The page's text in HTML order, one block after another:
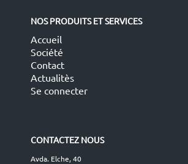
NOS PRODUITS ET SERVICES
Accueil
Société
Contact
Actualitès
Se connecter
CONTACTEZ NOUS
Avda. Elche, 40